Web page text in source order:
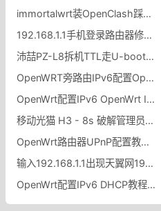
immortalwrt装OpenClash踩坑记，图标不显示 + UDP 冲突？
192.168.1.1手机登录路由器修改wifi密码？
沛喆PZ-L8拆机TTL走U-boot刷116MiB大分区沛喆PZ-L8Nwrt固件
OpenWRT旁路由IPv6配置OpenWRT旁路由开启IPv6协议方法
OpenWrt配置IPv6 OpenWrt IPv6自动分配给局域网设备
移动光猫 H3 - 8s 破解管理员密码
OpenWrt路由器UPnP配置教程OpenWrt路由器UPnP开启设置规则
输入192.168.1.1出现天翼网192.168.1.1出现中国电信天翼网关怎么办
OpenWrt配置IPv6 DHCP教程OpenWrt中配置IPv6的DHCP功能